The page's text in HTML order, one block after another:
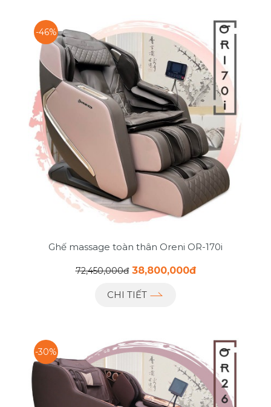
-46%
Ghế massage toàn thân Oreni OR-170i
72,450,000đ 38,800,000đ
CHI TIẾT
-30%